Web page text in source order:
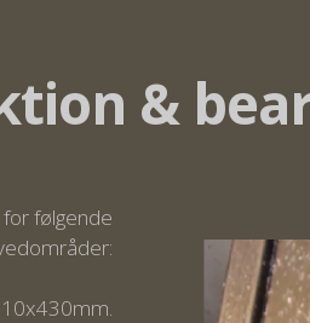
&
følgende